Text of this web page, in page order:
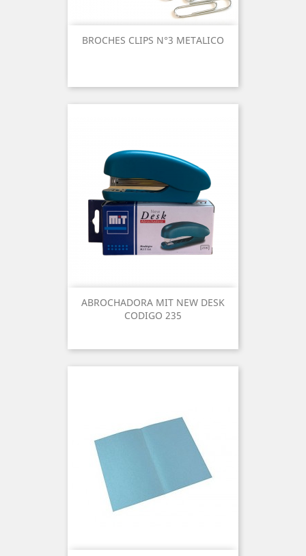
BROCHES CLIPS N°3 METALICO
ABROCHADORA MIT NEW DESK
CODIGO 235